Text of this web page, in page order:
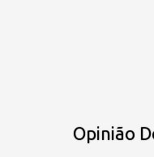
Opinião